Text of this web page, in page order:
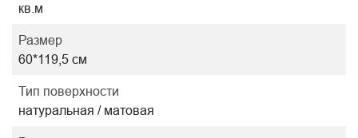
кв.м
Размер
60*119,5 см
Тип поверхности
натуральная / матовая